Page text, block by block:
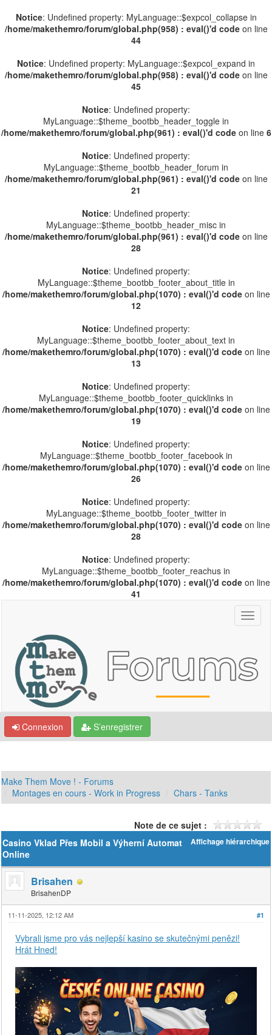
Notice: Undefined property: MyLanguage::$expcol_collapse in
/home/makethemro/forum/global.php(958) : eval()'d codeon line
44
Notice: Undefined property: MyLanguage::$expcol_expand in
/home/makethemro/forum/global.php(958) : eval()'d codeon line
45
Notice: Undefined property:
MyLanguage::$theme_bootbb_header_toggle in
/home/makethemro/forum/global.php(961) : eval()'d codeon line 6
Notice: Undefined property:
MyLanguage::$theme_bootbb_header_forum in
/home/makethemro/forum/global.php(961) : eval()'d codeon line
21
Notice: Undefined property:
MyLanguage::$theme_bootbb_header_misc in
/home/makethemro/forum/global.php(961) : eval()'d codeon line
28
Notice: Undefined property:
MyLanguage::$theme_bootbb_footer_about_title in
/home/makethemro/forum/global.php(1070) : eval()'d codeon line
12
Notice: Undefined property:
MyLanguage::$theme_bootbb_footer_about_text in
/home/makethemro/forum/global.php(1070) : eval()'d codeon line
13
Notice: Undefined property:
MyLanguage::$theme_bootbb_footer_quicklinks in
/home/makethemro/forum/global.php(1070) : eval()'d codeon line
19
Notice: Undefined property:
MyLanguage::$theme_bootbb_footer_facebook in
/home/makethemro/forum/global.php(1070) : eval()'d codeon line
26
Notice: Undefined property:
MyLanguage::$theme_bootbb_footer_twitter in
/home/makethemro/forum/global.php(1070) : eval()'d codeon line
28
Notice: Undefined property:
MyLanguage::$theme_bootbb_footer_reachus in
/home/makethemro/forum/global.php(1070) : eval()'d codeon line
41
Connexion S’enregistrer
Make Them Move ! - Forums
Montages en cours - Work in Progress
Chars - Tanks
Note de ce sujet :
Affichage hiérarchique
Casino Vklad Přes Mobil a Výherní Automat
Online
Brisahen
BrisahenDP
#1
11-11-2025, 12:12 AM
Vybrali jsme pro vás nejlepší kasino se skutečnými penězi!
Hrát Hned!